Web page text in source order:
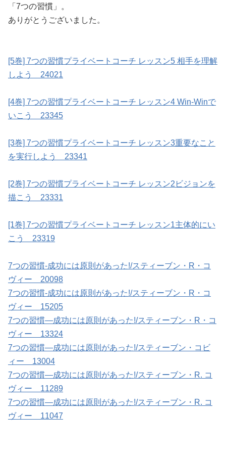
「7つの習慣」。
ありがとうございました。
[5巻] 7つの習慣プライベートコーチ レッスン5 相手を理解
しよう 24021
[4巻] 7つの習慣プライベートコーチ レッスン4 Win-Winで
いこう 23345
[3巻] 7つの習慣プライベートコーチ レッスン3重要なこと
を実行しよう 23341
[2巻] 7つの習慣プライベートコーチ レッスン2ビジョンを
描こう 23331
[1巻] 7つの習慣プライベートコーチ レッスン1主体的にい
こう 23319
7つの習慣-成功には原則があった!/スティーブン・R・コ
ヴィー 20098
7つの習慣-成功には原則があった!/スティーブン・R・コ
ヴィー 15205
7つの習慣―成功には原則があった!/スティーブン・R・コ
ヴィー 13324
7つの習慣―成功には原則があった!/スティーブン・コビ
ィー 13004
7つの習慣―成功には原則があった!/スティーブン・R. コ
ヴィー 11289
7つの習慣―成功には原則があった!/スティーブン・R. コ
ヴィー 11047